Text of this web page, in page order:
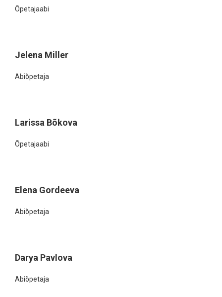
Õpetajaabi
Jelena Miller
Abiõpetaja
Larissa Bõkova
Õpetajaabi
Elena Gordeeva
Abiõpetaja
Darya Pavlova
Abiõpetaja